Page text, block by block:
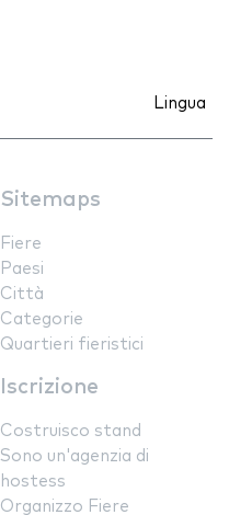
Lingua
Sitemaps
Fiere
Paesi
Città
Categorie
Quartieri fieristici
Iscrizione
Costruisco stand
Sono un'agenzia di
hostess
Organizzo Fiere